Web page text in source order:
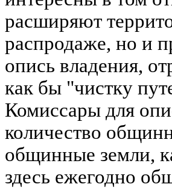
расширяют
распродаже, но и
опись владения,
как бы "чистку
Комиссары для
количество
общинные земли,
здесь ежегодно